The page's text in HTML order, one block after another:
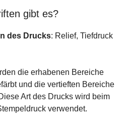
gibt es?
des Drucks: Relief, Tiefdruck
die erhabenen Bereiche
und die vertieften Bereiche
Art des Drucks wird beim
verwendet.